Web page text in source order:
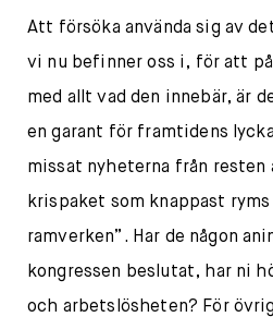
Att försöka använda sig av
vi nu befinner oss i, för att
med allt vad den innebär, är
en garant för framtidens
missat nyheterna från resten
krispaket som knappast
ramverken”. Har de någon
kongressen beslutat, har ni
och arbetslösheten? För